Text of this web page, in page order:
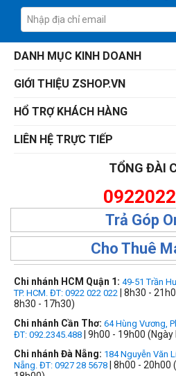
DANH MỤC KINH DOANH
GIỚI THIỆU ZSHOP.VN
HỔ TRỢ KHÁCH HÀNG
LIÊN HỆ TRỰC TIẾP
TỔNG ĐÀI
Trả Góp
Cho Thuê
Chi nhánh HCM Quận 1: 49-51 Trần
TP. HCM. ĐT: 0922 022 022 | 8h30 -
8h30 - 17h30)
Chi nhánh Cần Thơ: 64 Hùng Vương,
ĐT: 092.2345.488 | 9h00 - 19h00
Chi nhánh Đà Nẵng: 184 Nguyễn Văn
Nẵng. ĐT: 0927 28 5678 | 8h00 - 20h00